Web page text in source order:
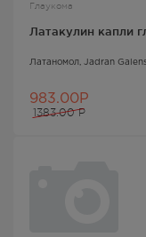
Глаукома
Латакулин капли
Латаномол , Jadran
983.00Р
1383.00Р